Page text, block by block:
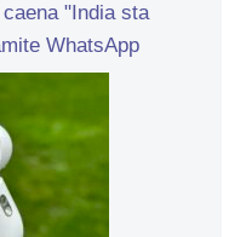
"India sta
WhatsApp